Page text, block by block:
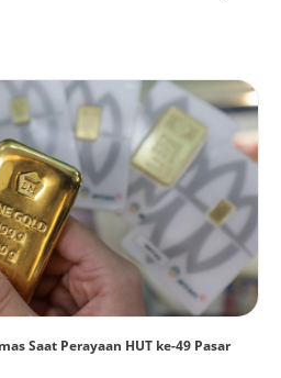
Saat Perayaan HUT ke-49 Pasar